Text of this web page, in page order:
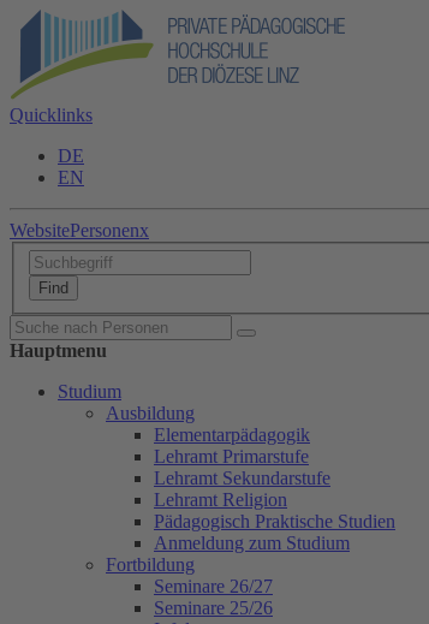
Quicklinks
DE
EN
WebsitePersonenx
Hauptmenu
Studium
Ausbildung
Elementarpädagogik
Lehramt Primarstufe
Lehramt Sekundarstufe
Lehramt Religion
Pädagogisch Praktische Studien
Anmeldung zum Studium
Fortbildung
Seminare 26/27
Seminare 25/26